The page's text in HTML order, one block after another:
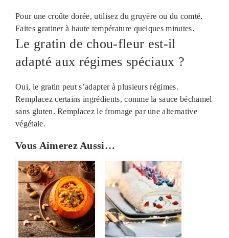
Pour une croûte dorée, utilisez du gruyère ou du comté.
Faites gratiner à haute température quelques minutes.
Le gratin de chou-fleur est-il
adapté aux régimes spéciaux ?
Oui, le gratin peut s’adapter à plusieurs régimes.
Remplacez certains ingrédients, comme la sauce béchamel
sans gluten. Remplacez le fromage par une alternative
végétale.
Vous Aimerez Aussi…